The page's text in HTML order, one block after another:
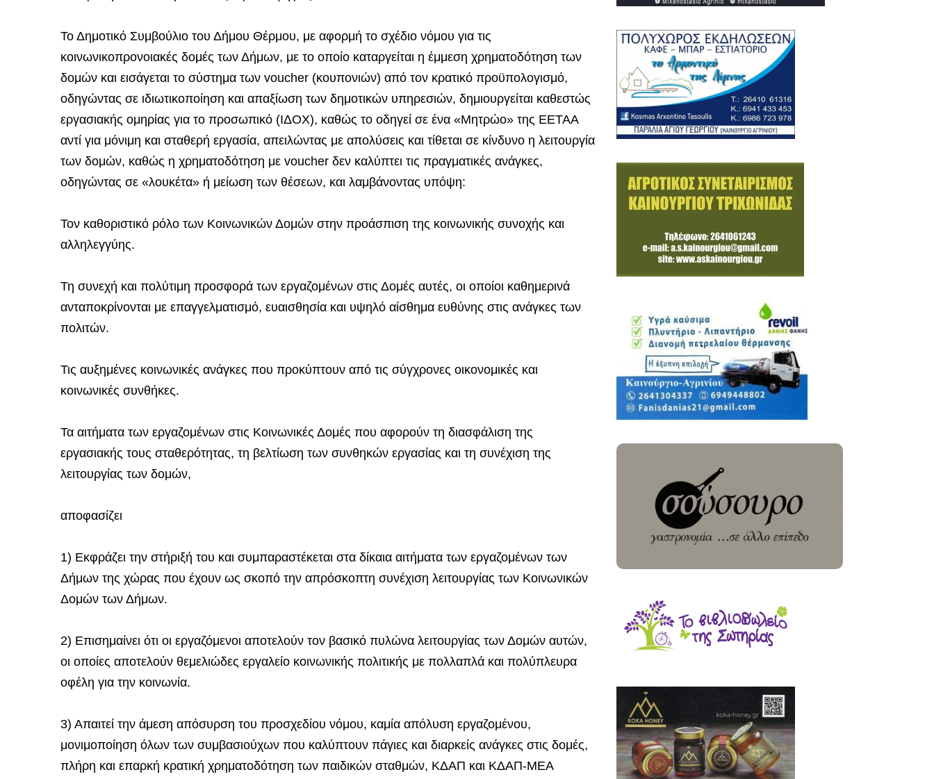
Το Δημοτικό Συμβούλιο του Δήμου Θέρμου, με αφορμή το σχέδιο νόμου για τις
κοινωνικοπρονοιακές δομές των Δήμων, με το οποίο καταργείται η έμμεση χρηματοδότηση των
δομών και εισάγεται το σύστημα των voucher (κουπονιών) από τον κρατικό προϋπολογισμό,
οδηγώντας σε ιδιωτικοποίηση και απαξίωση των δημοτικών υπηρεσιών, δημιουργείται καθεστώς
εργασιακής ομηρίας για το προσωπικό (ΙΔΟΧ), καθώς το οδηγεί σε ένα «Μητρώο» της ΕΕΤΑΑ
αντί για μόνιμη και σταθερή εργασία, απειλώντας με απολύσεις και τίθεται σε κίνδυνο η λειτουργία
των δομών, καθώς η χρηματοδότηση με voucher δεν καλύπτει τις πραγματικές ανάγκες,
οδηγώντας σε «λουκέτα» ή μείωση των θέσεων, και λαμβάνοντας υπόψη:
Τον καθοριστικό ρόλο των Κοινωνικών Δομών στην προάσπιση της κοινωνικής συνοχής και
αλληλεγγύης.
Τη συνεχή και πολύτιμη προσφορά των εργαζομένων στις Δομές αυτές, οι οποίοι καθημερινά
ανταποκρίνονται με επαγγελματισμό, ευαισθησία και υψηλό αίσθημα ευθύνης στις ανάγκες των
πολιτών.
Τις αυξημένες κοινωνικές ανάγκες που προκύπτουν από τις σύγχρονες οικονομικές και
κοινωνικές συνθήκες.
Τα αιτήματα των εργαζομένων στις Κοινωνικές Δομές που αφορούν τη διασφάλιση της
εργασιακής τους σταθερότητας, τη βελτίωση των συνθηκών εργασίας και τη συνέχιση της
λειτουργίας των δομών,
αποφασίζει
1) Εκφράζει την στήριξή του και συμπαραστέκεται στα δίκαια αιτήματα των εργαζομένων των
Δήμων της χώρας που έχουν ως σκοπό την απρόσκοπτη συνέχιση λειτουργίας των Κοινωνικών
Δομών των Δήμων.
2) Επισημαίνει ότι οι εργαζόμενοι αποτελούν τον βασικό πυλώνα λειτουργίας των Δομών αυτών,
οι οποίες αποτελούν θεμελιώδες εργαλείο κοινωνικής πολιτικής με πολλαπλά και πολύπλευρα
οφέλη για την κοινωνία.
3) Απαιτεί την άμεση απόσυρση του προσχεδίου νόμου, καμία απόλυση εργαζομένου,
μονιμοποίηση όλων των συμβασιούχων που καλύπτουν πάγιες και διαρκείς ανάγκες στις δομές,
πλήρη και επαρκή κρατική χρηματοδότηση των παιδικών σταθμών, ΚΔΑΠ και ΚΔΑΠ-ΜΕΑ